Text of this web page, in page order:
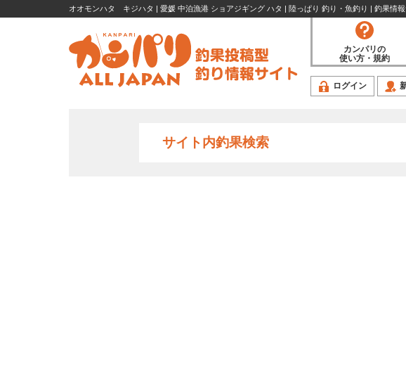
オオモンハタ キジハタ | 愛媛 中泊漁港 ショアジギング ハタ | 陸っぱり 釣り・魚釣り | 釣果情報
カンパリの
使い方・規約
ログイン
サイト内釣果検索